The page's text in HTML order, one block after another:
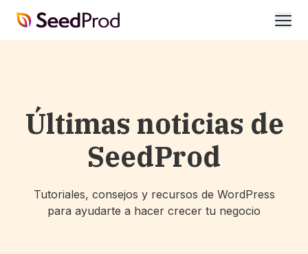
SeedProd
Últimas noticias de
SeedProd
Tutoriales, consejos y recursos de WordPress
para ayudarte a hacer crecer tu negocio